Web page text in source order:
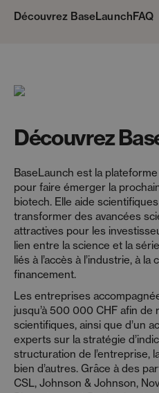
Découvrez BaseLaunch FAQ
Découvrez
BaseLaunch est la
pour faire émerger la
biotech. Elle aide
transformer des avancées
attractives pour les
lien entre la science et la
liés à l’accès à l’industrie, à
financement.
Les entreprises
jusqu’à 500 000 CHF afin
scientifiques, ainsi que d’un
experts sur la stratégie
structuration de l’entreprise,
bien d’autres. Grâce à des
CSL, Johnson & Johnson,